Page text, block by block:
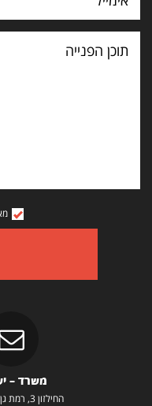
תוכן
הפנייה
משרד –
החילזון 3, רמת גן 5252267